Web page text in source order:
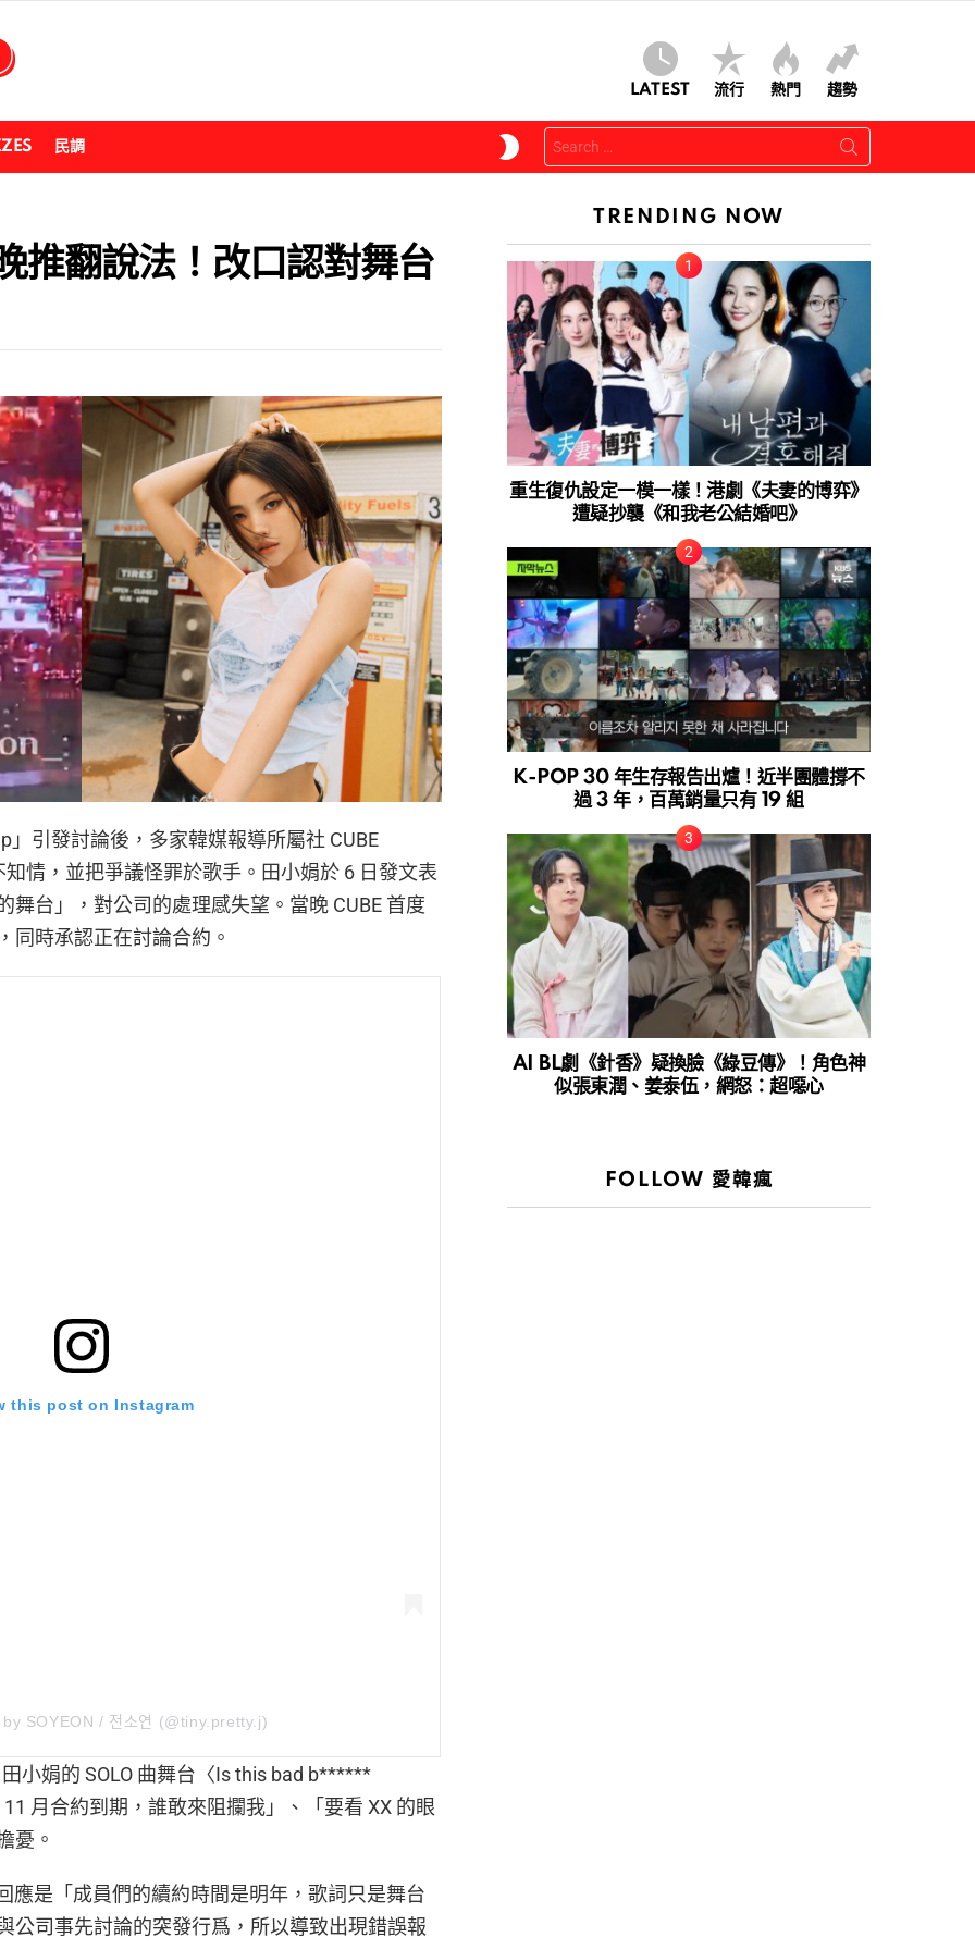
LATEST 流行 熱門 趨勢
民調
SKIN
Search
for:
推翻說法！改口認對舞台
」引發討論後，多家韓媒報導所屬社 CUBE
情，並把爭議怪罪於歌手。田小娟於 6 日發文表
舞台」，對公司的處理感失望。當晚 CUBE 首度
同時承認正在討論合約。
this post on Instagram
SOYEON / 전소연 (@tiny.pretty.j)
小娟的 SOLO 曲舞台〈Is this bad b******
月合約到期，誰敢來阻攔我」、「要看 XX 的眼
憂。
應是「成員們的續約時間是明年，歌詞只是舞台
公司事先討論的突發行爲，所以導致出現錯誤報
TRENDING NOW
重生復仇設定一模一樣！港劇《夫妻的博弈》
遭疑抄襲《和我老公結婚吧》
K-POP 30 年生存報告出爐！近半團體撐不
過 3 年，百萬銷量只有 19 組
AI BL劇《針香》疑換臉《綠豆傳》！角色神
似張東潤、姜泰伍，網怒：超噁心
FOLLOW 愛韓瘋